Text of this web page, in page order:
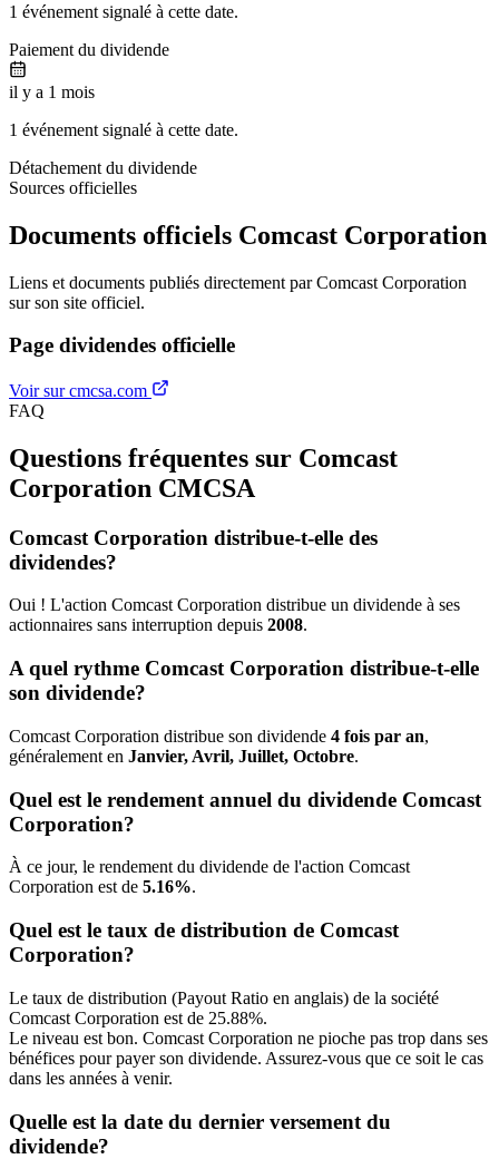
1 événement signalé à cette date.
Paiement du dividende
il y a 1 mois
1 événement signalé à cette date.
Détachement du dividende
Sources officielles
Documents officiels Comcast Corporation
Liens et documents publiés directement par Comcast Corporation
sur son site officiel.
Page dividendes officielle
Voir sur cmcsa.com
FAQ
Questions fréquentes sur Comcast
Corporation CMCSA
Comcast Corporation distribue-t-elle des
dividendes?
Oui ! L'action Comcast Corporation distribue un dividende à ses
actionnaires sans interruption depuis 2008.
A quel rythme Comcast Corporation distribue-t-elle
son dividende?
Comcast Corporation distribue son dividende 4 fois par an,
généralement en Janvier, Avril, Juillet, Octobre.
Quel est le rendement annuel du dividende Comcast
Corporation?
À ce jour, le rendement du dividende de l'action Comcast
Corporation est de 5.16%.
Quel est le taux de distribution de Comcast
Corporation?
Le taux de distribution (Payout Ratio en anglais) de la société
Comcast Corporation est de 25.88%.
Le niveau est bon. Comcast Corporation ne pioche pas trop dans ses
bénéfices pour payer son dividende. Assurez-vous que ce soit le cas
dans les années à venir.
Quelle est la date du dernier versement du
dividende?